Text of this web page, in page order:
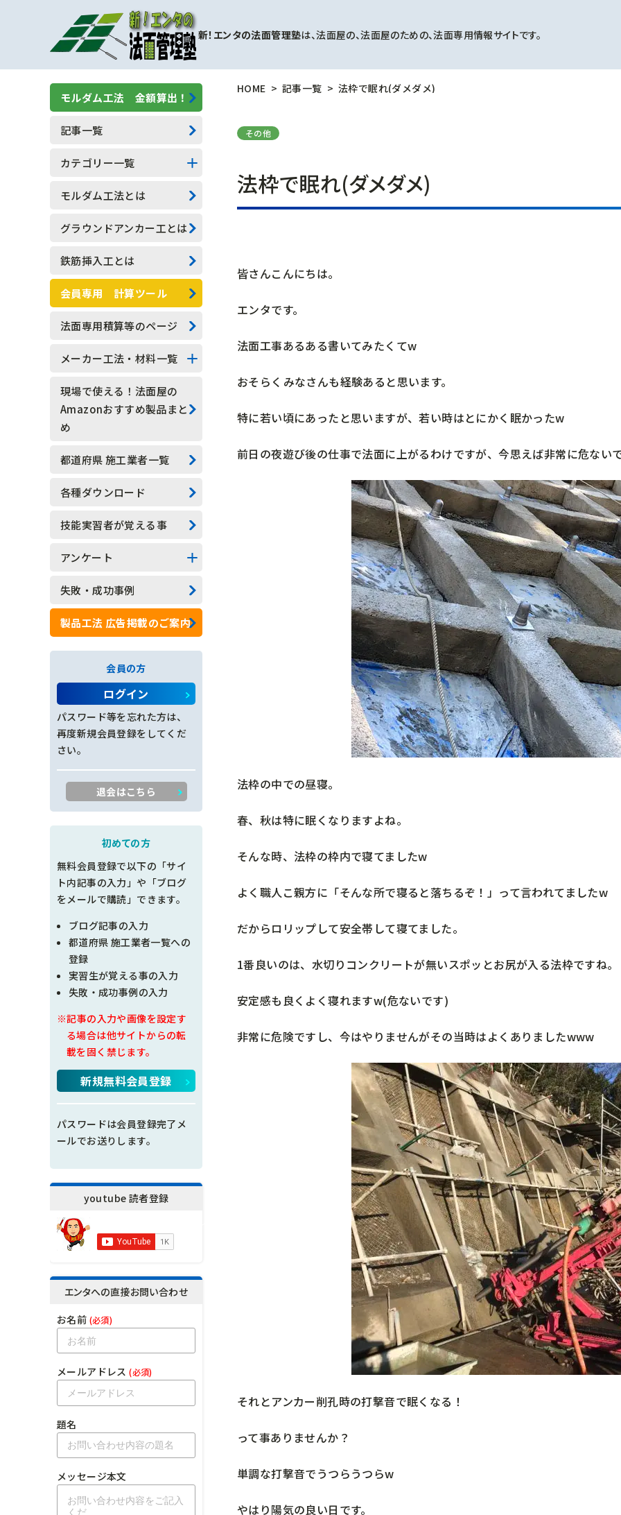
新！エンタの法面管理塾は、法面屋の、法面屋のための、法面専用情報サイトです。
HOME 記事一覧 法枠で眠れ(ダメダメ)
その他
法枠で眠れ(ダメダメ)
皆さんこんにちは。
エンタです。
法面工事あるある書いてみたくてw
おそらくみなさんも経験あると思います。
特に若い頃にあったと思いますが、若い時はとにかく眠かったw
前日の夜遊び後の仕事で法面に上がるわけですが、今思えば非常に危ない
法枠の中での昼寝。
春、秋は特に眠くなりますよね。
そんな時、法枠の枠内で寝てましたw
よく職人こ親方に「そんな所で寝ると落ちるぞ！」って言われてましたw
だからロリップして安全帯して寝てました。
1番良いのは、水切りコンクリートが無いスポッとお尻が入る法枠ですね。
安定感も良くよく寝れますw(危ないです)
非常に危険ですし、今はやりませんがその当時はよくありましたwww
それとアンカー削孔時の打撃音で眠くなる！
って事ありませんか？
単調な打撃音でうつらうつらw
やはり陽気の良い日です。
モルダム工法 金額算出！
記事一覧
カテゴリー一覧
擁壁補強工事
モルダム工
一般人向け(他業種)
専門用語
技能実習生
水抜きロックボルト
水抜きボーリング
現場吹付法枠工
モルタル吹付工
植生基材吹付工
グラウンドアンカー工
ロックボルト工
足場工
ロックネット工
法面工全般
施工管理
創意工夫
品質管理
出来形管理
工程管理
土木設計
現場問題点
その他
モルダム工法とは
グラウンドアンカー工とは
鉄筋挿入工とは
会員専用 計算ツール
法面専用積算等のページ
メーカー工法・材料一覧
法面系
測定器具系
アンカー系
その他
現場で使える！法面屋の
Amazonおすすめ製品まと
め
都道府県 施工業者一覧
各種ダウンロード
技能実習者が覚える事
アンケート
アンケート結果一覧
失敗・成功事例
製品工法 広告掲載のご案内
会員の方
ログイン
パスワード等を忘れた方は、
再度新規会員登録をしてくだ
さい。
退会はこちら
初めての方
無料会員登録で以下の「サイ
ト内記事の入力」や「ブログ
をメールで購読」できます。
ブログ記事の入力
都道府県 施工業者一覧への
登録
実習生が覚える事の入力
失敗・成功事例の入力
※記事の入力や画像を設定す
る場合は他サイトからの転
載を固く禁じます。
新規無料会員登録
パスワードは会員登録完了メ
ールでお送りします。
youtube 読者登録
エンタへの直接お問い合わせ
お名前 (必須)
メールアドレス (必須)
題名
メッセージ本文